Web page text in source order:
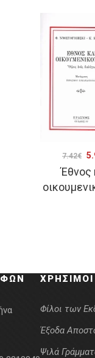
Έθνος
7.42€
Φίλοι των
Έξοδα
Ψιλά